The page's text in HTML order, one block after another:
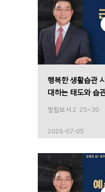
행복한 생활습관
대하는 태도와 습
빌립보서 2: 25~30
2026-07-05